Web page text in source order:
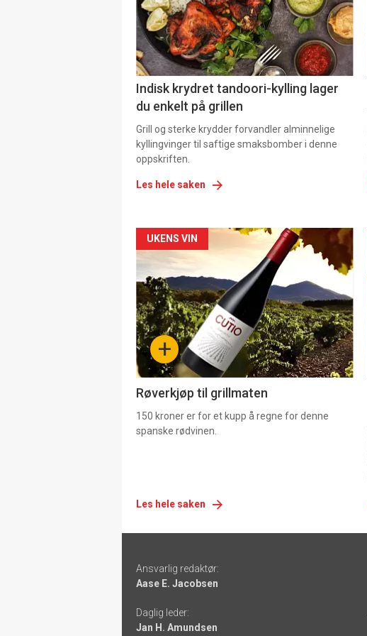
Indisk krydret tandoori-kylling lager
du enkelt på grillen
Grill og sterke krydder forvandler alminnelige
kyllingvinger til saftige smaksbomber i denne
oppskriften.
Les hele saken
Forsiden
akkurat
nå
-
4 +
UKENS VIN
Røverkjøp til grillmaten
150 kroner er for et kupp å regne for denne
spanske rødvinen.
Les hele saken
-
links
Ansvarlig redaktør:
Aase E. Jacobsen
Daglig leder:
Jan H. Amundsen